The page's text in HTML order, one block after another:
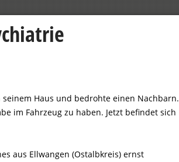
Haus und bedrohte einen Nachbarn.
im Fahrzeug zu haben. Jetzt befindet sich
aus Ellwangen (Ostalbkreis) ernst